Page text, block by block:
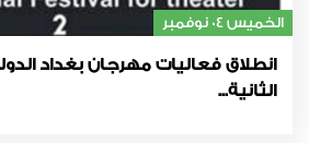
الخميس 04 نوفمبر
انطلاق فعاليات مهرجان بغداد
الثانية...